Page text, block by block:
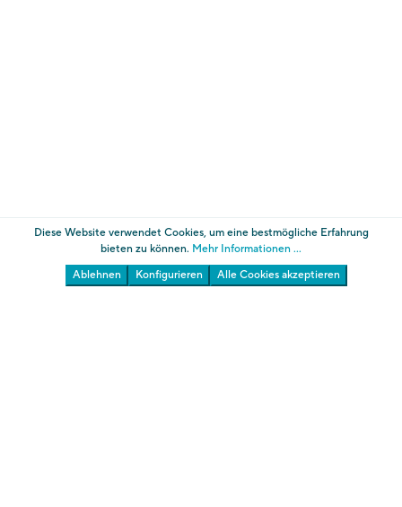
Diese Website verwendet Cookies, um eine bestmögliche Erfahrung
bieten zu können. Mehr Informationen ...
Ablehnen
Konfigurieren Alle Cookies akzeptieren